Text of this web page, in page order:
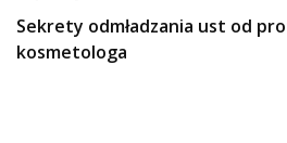
Sekrety odmładzania ust od
kosmetologa